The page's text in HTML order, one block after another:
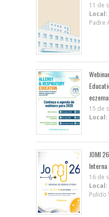
11 de
Local:
Padre
15 de
Local:
JOMI
Interna
16 de
Local:
Pulido